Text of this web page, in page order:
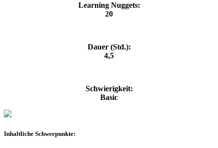
Learning Nuggets:
20
Dauer (Std.):
4,5
Schwierigkeit:
Basic
Inhaltliche Schwerpunkte: